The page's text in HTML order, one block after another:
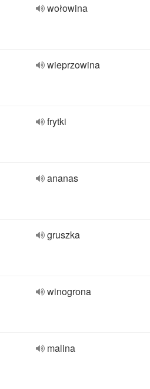
wołowina
wieprzowina
frytki
ananas
gruszka
winogrona
malina